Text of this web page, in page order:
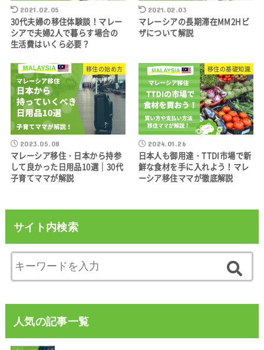
2021.02.05
30代夫婦の移住体験談！マレー
シアで夫婦2人で暮らす場合の
生活費はいくら必要？
2021.02.03
マレーシアの長期滞在MM2Hビ
ザについて解説
移住の始め方
2023.05.08
マレーシア移住・日本から持参
して良かった日用品10選｜30代
子育てママが解説
移住の基礎知識
2024.01.26
日本人も御用達・TTDI市場で新
鮮な食材を手に入れよう！マレ
ーシア移住ママが徹底解説
サイト内検索
人気の記事一覧